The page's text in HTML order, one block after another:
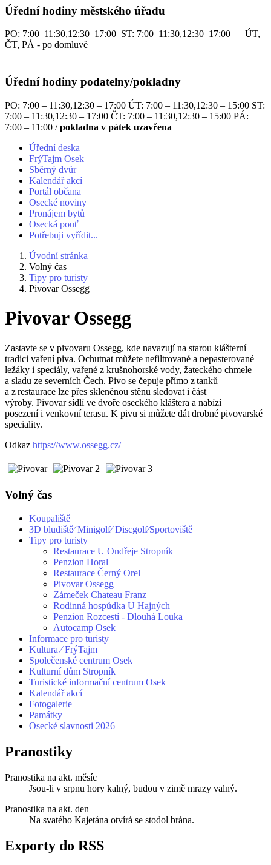
Úřední hodiny městského úřadu
PO: 7:00–11:30,12:30–17:00 ST: 7:00–11:30,12:30–17:00 ÚT,
ČT, PÁ - po domluvě
Úřední hodiny podatelny/pokladny
PO: 7:00 – 11:30,12:30 – 17:00 ÚT: 7:00 – 11:30,12:30 – 15:00 ST:
7:00 – 11:30,12:30 – 17:00 ČT: 7:00 – 11:30,12:30 – 15:00 PÁ:
7:00 – 11:00 /pokladna v pátek uzavřena
Úřední deska
FrýTajm Osek
Sběrný dvůr
Kalendář akcí
Portál občana
Osecké noviny
Pronájem bytů
Osecká pouť
Potřebuji vyřídit...
Úvodní stránka
Volný čas
Tipy pro turisty
Pivovar Ossegg
Pivovar Ossegg
Zastavte se v pivovaru Ossegg, kde navazují na starou klášterní
tradici vaření piva. Ochutnat můžete nefiltrované a nepasterované
ležáky i speciály, vařené z krušnohorské vody, žateckého chmele
a sladu ze severních Čech. Pivo se čepuje přímo z tanků
a z restaurace lze přes skleněnou stěnu sledovat i část
výroby. Pivovar sídlí ve dvoře oseckého kláštera a nabízí
posezení i venkovní terasu. K pivu si můžete dát drobné pivovarské
speciality.
Odkaz https://www.ossegg.cz/
Volný čas
Koupaliště
3D bludiště⁄ Minigolf⁄ Discgolf⁄Sportoviště
Tipy pro turisty
Restaurace U Ondřeje Stropník
Penzion Horal
Restaurace Černý Orel
Pivovar Ossegg
Zámeček Chateau Franz
Rodinná hospůdka U Hajných
Penzion Rozcestí - Dlouhá Louka
Autocamp Osek
Informace pro turisty
Kultura ⁄ FrýTajm
Společenské centrum Osek
Kulturní dům Stropník
Turistické informační centrum Osek
Kalendář akcí
Fotogalerie
Památky
Osecké slavnosti 2026
Pranostiky
Pranostika na akt. měsíc
Jsou-li v srpnu hory kalný, budou v zimě mrazy valný.
Pranostika na akt. den
Na svatého Kajetána otvírá se stodol brána.
Exporty do RSS